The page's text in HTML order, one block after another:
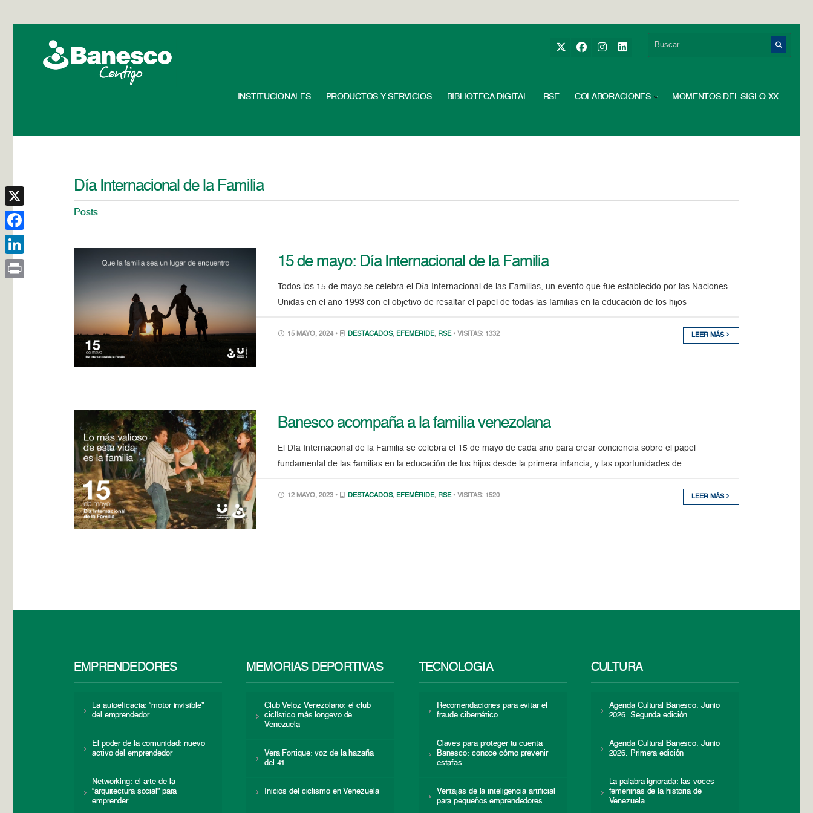
INSTITUCIONALES PRODUCTOS Y SERVICIOS BIBLIOTECA DIGITAL RSE COLABORACIONES MOMENTOS DEL SIGLO XX
Día Internacional de la Familia
Posts
15 de mayo: Día Internacional de la Familia
Todos los 15 de mayo se celebra el Día Internacional de las Familias, un evento que fue establecido por las Naciones
Unidas en el año 1993 con el objetivo de resaltar el papel de todas las familias en la educación de los hijos
15 MAYO, 2024 • DESTACADOS, EFEMÉRIDE, RSE • VISITAS: 1332 LEER MÁS
Banesco acompaña a la familia venezolana
El Día Internacional de la Familia se celebra el 15 de mayo de cada año para crear conciencia sobre el papel
fundamental de las familias en la educación de los hijos desde la primera infancia, y las oportunidades de
12 MAYO, 2023 • DESTACADOS, EFEMÉRIDE, RSE • VISITAS: 1520 LEER MÁS
EMPRENDEDORES
La autoeficacia: “motor invisible”
del emprendedor
El poder de la comunidad: nuevo
activo del emprendedor
Networking: el arte de la
“arquitectura social” para
emprender
MEMORIAS DEPORTIVAS
Club Veloz Venezolano: el club
ciclístico más longevo de
Venezuela
Vera Fortique: voz de la hazaña
del 41
Inicios del ciclismo en Venezuela
TECNOLOGÍA
Recomendaciones para evitar el
fraude cibernético
Claves para proteger tu cuenta
Banesco: conoce cómo prevenir
estafas
Ventajas de la inteligencia artificial
para pequeños emprendedores
CULTURA
Agenda Cultural Banesco. Junio
2026. Segunda edición
Agenda Cultural Banesco. Junio
2026. Primera edición
La palabra ignorada: las voces
femeninas de la historia de
Venezuela
X
Facebook
LinkedIn